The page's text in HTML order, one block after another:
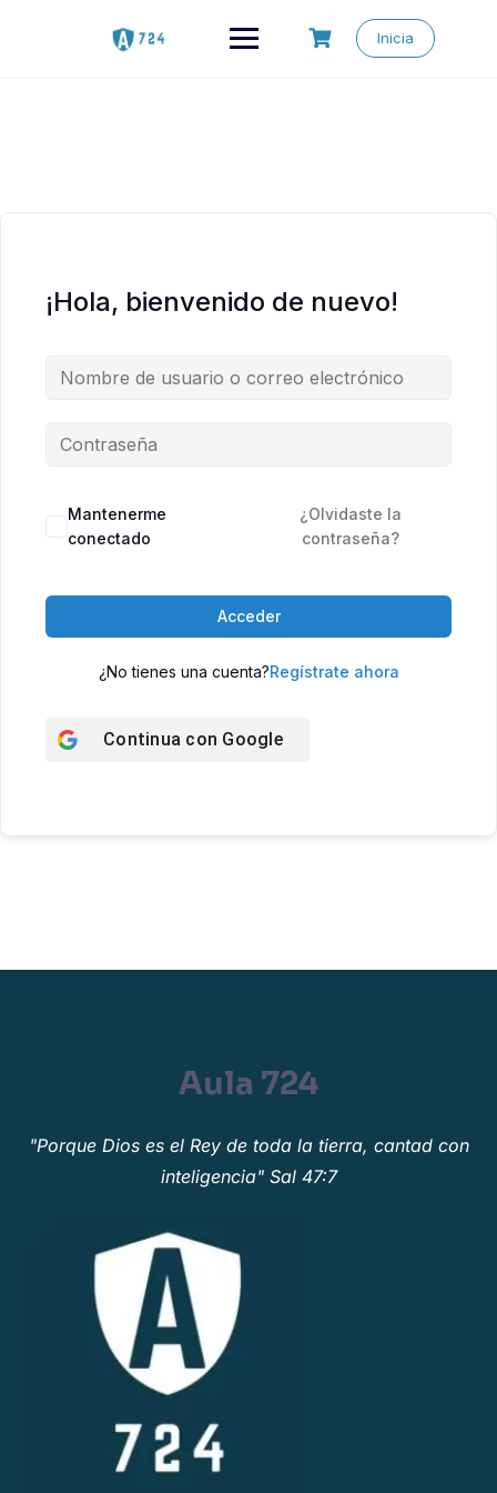
Inicia
¡Hola, bienvenido de nuevo!
Mantenerme
conectado
¿Olvidaste la
contraseña?
Acceder
¿No tienes una cuenta?Regístrate ahora
Continua con Google
Aula 724
"Porque Dios es el Rey de toda la tierra, cantad con
inteligencia" Sal 47:7